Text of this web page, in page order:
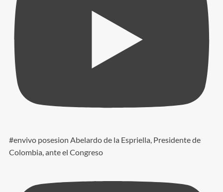
#envivo posesion Abelardo de la Espriella, Presidente de
Colombia, ante el Congreso